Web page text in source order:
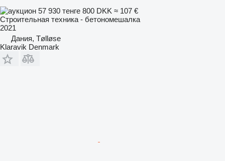
57 930 тенге 800 DKK ≈ 107 €
Строительная техника - бетономешалка
2021
Дания, Tølløse
Klaravik Denmark